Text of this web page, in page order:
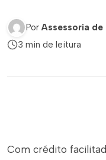
Por Assessoria de
3 min de leitura
Com crédito